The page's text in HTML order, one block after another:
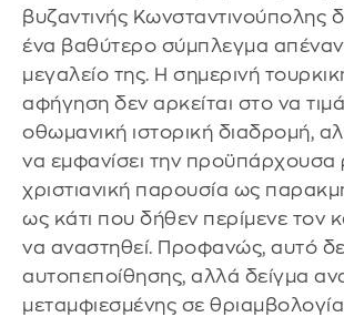
βυζαντινής Κωνσταντινούπολης
ένα βαθύτερο σύμπλεγμα
μεγαλείο της. Η σημερινή
αφήγηση δεν αρκείται στο να
οθωμανική ιστορική διαδρομή,
να εμφανίσει την προϋπάρχουσα
χριστιανική παρουσία ως
ως κάτι που δήθεν περίμενε τον
να αναστηθεί. Προφανώς, αυτό
αυτοπεποίθησης, αλλά δείγμα
μεταμφιεσμένης σε